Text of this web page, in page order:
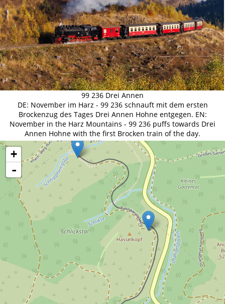
99 236 Drei Annen
DE: November im Harz - 99 236 schnauft mit dem ersten
Brockenzug des Tages Drei Annen Hohne entgegen. EN:
November in the Harz Mountains - 99 236 puffs towards Drei
Annen Hohne with the first Brocken train of the day.
+
-